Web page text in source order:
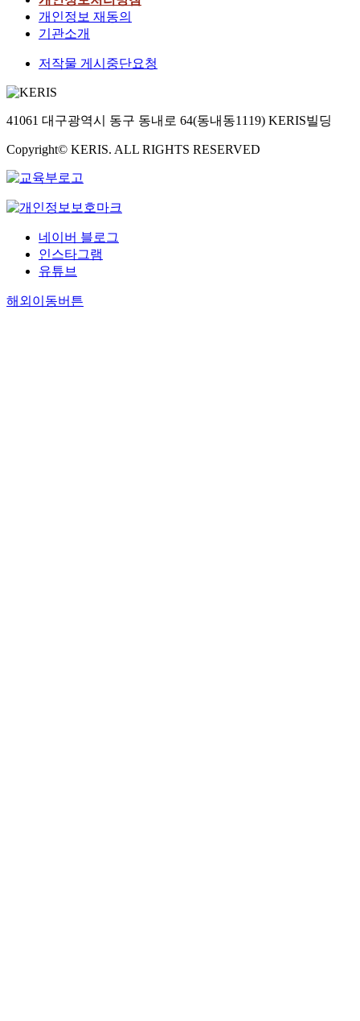
개인정보 재동의
기관소개
저작물 게시중단요청
41061 대구광역시 동구 동내로 64(동내동1119) KERIS빌딩
Copyright© KERIS. ALL RIGHTS RESERVED
네이버 블로그
인스타그램
유튜브
해외이동버튼